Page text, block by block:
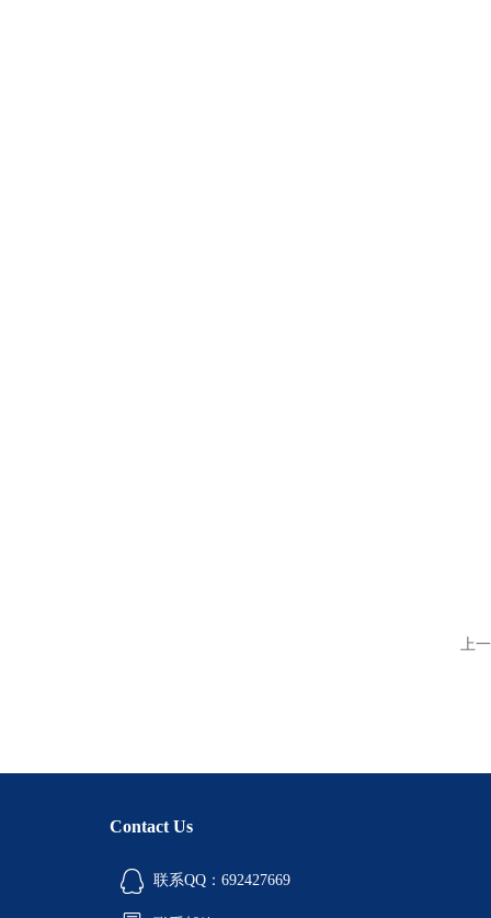
上
Contact Us
联系QQ：692427669